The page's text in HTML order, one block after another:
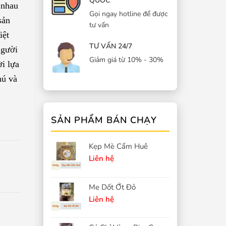
Gọi ngay hotline để được
tư vấn
TƯ VẤN 24/7
Giảm giá từ 10% - 30%
SẢN PHẨM BÁN CHẠY
Kẹp Mè Cẩm Huê
Liên hệ
Me Dốt Ớt Đỏ
Liên hệ
lựa
và